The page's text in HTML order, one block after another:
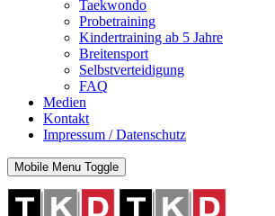
Taekwondo
Probetraining
Kindertraining ab 5 Jahre
Breitensport
Selbstverteidigung
FAQ
Medien
Kontakt
Impressum / Datenschutz
Mobile Menu Toggle